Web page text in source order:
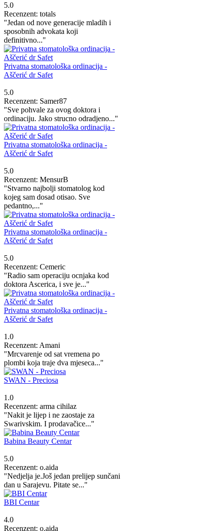
5.0
Recenzent: totals
"Jedan od nove generacije mladih i
sposobnih advokata koji
definitivno..."
Privatna stomatološka ordinacija -
Aščerić dr Safet
5.0
Recenzent: Samer87
"Sve pohvale za ovog doktora i
ordinaciju. Jako strucno odradjeno..."
Privatna stomatološka ordinacija -
Aščerić dr Safet
5.0
Recenzent: MensurB
"Stvarno najbolji stomatolog kod
kojeg sam dosad otisao. Sve
pedantno,..."
Privatna stomatološka ordinacija -
Aščerić dr Safet
5.0
Recenzent: Cemeric
"Radio sam operaciju ocnjaka kod
doktora Ascerica, i sve je..."
Privatna stomatološka ordinacija -
Aščerić dr Safet
1.0
Recenzent: Amani
"Mrcvarenje od sat vremena po
plombi koja traje dva mjeseca..."
SWAN - Preciosa
1.0
Recenzent: arma cihilaz
"Nakit je lijep i ne zaostaje za
Swarivskim. I prodavačice..."
Babina Beauty Centar
5.0
Recenzent: o.aida
"Nedjelja je.Još jedan prelijep sunčani
dan u Sarajevu. Pitate se..."
BBI Centar
4.0
Recenzent: o.aida